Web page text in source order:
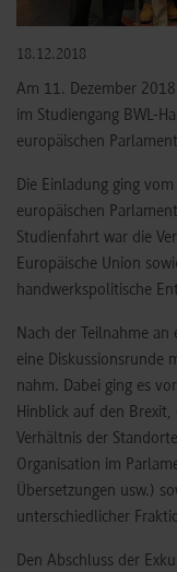
18.12.2018
Am 11. Dezember
im Studiengang BWL-
europäischen
Die Einladung ging
europäischen
Studienfahrt war die
Europäische Union
handwerkspolitische
Nach der Teilnahme
eine Diskussionsrunde
nahm. Dabei ging es
Hinblick auf den
Verhältnis der
Organisation im
Übersetzungen usw.)
unterschiedlicher
Den Abschluss der